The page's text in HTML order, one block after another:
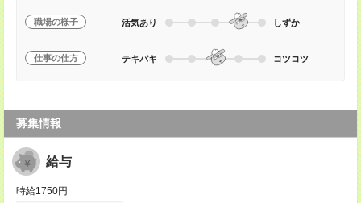
職場の様子 活気あり しずか
仕事の仕方 テキパキ コツコツ
募集情報
給与
時給1750円